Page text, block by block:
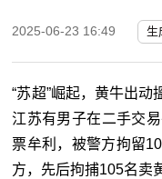
2025-06-23 16:49 生
“苏超”崛起，黄牛出动
江苏有男子在二手交
票牟利，被警方拘留
方，先后拘捕105名卖